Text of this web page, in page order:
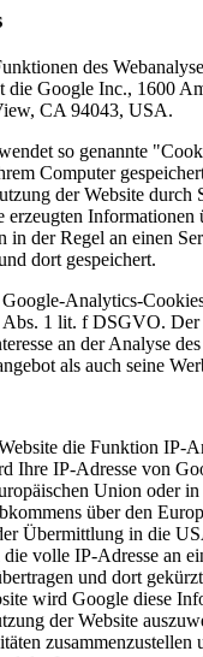
des
die Google Inc., 1600
CA 94043, USA.
so genannte
Computer
der Website durch
erzeugten Informationen
in der Regel an einen
dort gespeichert.
Analytics-
1 lit. f DSGVO. Der
an der Analyse
als auch seine
die Funktion IP-
Ihre IP-Adresse von
Union oder in
über den
Übermittlung in die
volle IP-Adresse an
und dort
wird Google diese
der Website
zusammenzustellen